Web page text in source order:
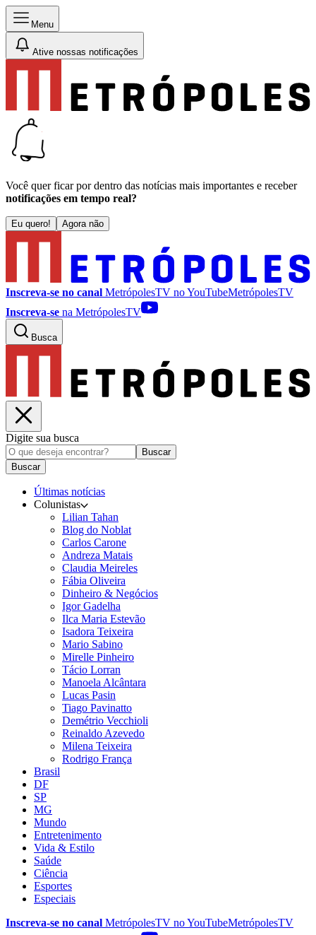
Menu
Ative nossas notificações
Você quer ficar por dentro das notícias mais importantes e receber
notificações em tempo real?
Eu quero! Agora não
Inscreva-se no canal MetrópolesTV noYouTubeMetrópolesTV
Inscreva-se na MetrópolesTV
Busca
Digite sua busca
Buscar
Buscar
Últimas notícias
Colunistas
Lilian Tahan
Blog do Noblat
Carlos Carone
Andreza Matais
Claudia Meireles
Fábia Oliveira
Dinheiro & Negócios
Igor Gadelha
Ilca Maria Estevão
Isadora Teixeira
Mario Sabino
Mirelle Pinheiro
Tácio Lorran
Manoela Alcântara
Lucas Pasin
Tiago Pavinatto
Demétrio Vecchioli
Reinaldo Azevedo
Milena Teixeira
Rodrigo França
Brasil
DF
SP
MG
Mundo
Entretenimento
Vida & Estilo
Saúde
Ciência
Esportes
Especiais
Inscreva-se no canal MetrópolesTV noYouTubeMetrópolesTV